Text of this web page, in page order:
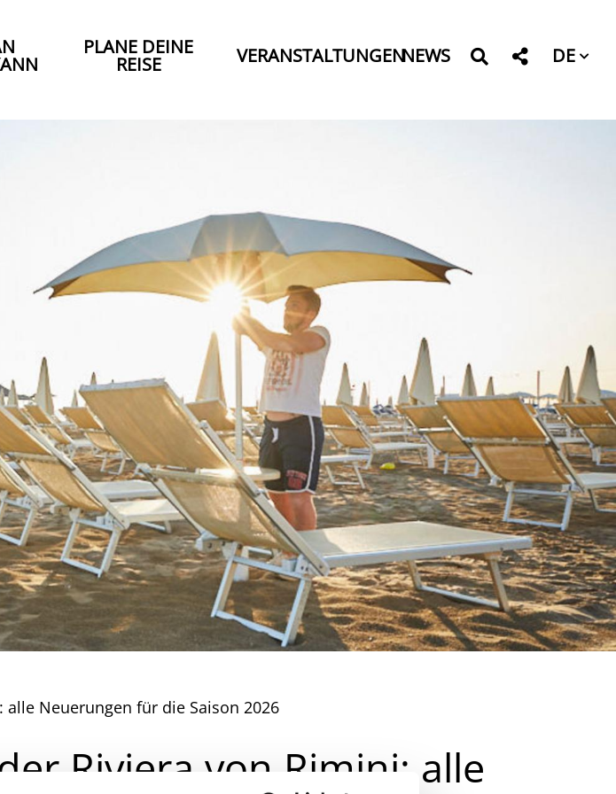
PLANE DEINE
REISE VERANSTALTUNGENNEWS DE
Neuerungen für die Saison 2026
Riviera von Rimini: alle